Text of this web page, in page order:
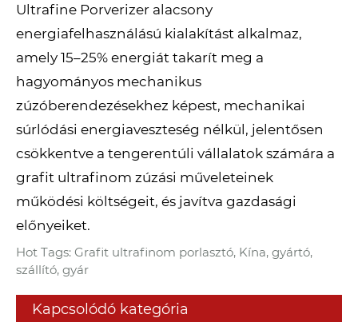
Ultrafine Porverizer alacsony
energiafelhasználású kialakítást alkalmaz,
amely 15–25% energiát takarít meg a
hagyományos mechanikus
zúzóberendezésekhez képest, mechanikai
súrlódási energiaveszteség nélkül, jelentősen
csökkentve a tengerentúli vállalatok számára a
grafit ultrafinom zúzási műveleteinek
működési költségeit, és javítva gazdasági
előnyeiket.
Hot Tags: Grafit ultrafinom porlasztó, Kína, gyártó,
szállító, gyár
Kapcsolódó kategória